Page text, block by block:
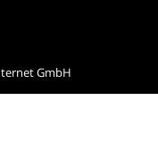
GmbH